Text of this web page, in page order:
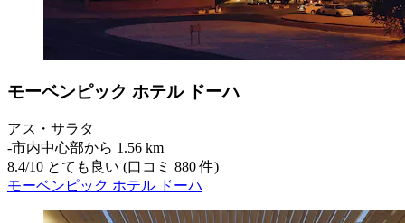
モーベンピック ホテル ドーハ
アス・サラタ
‐市内中心部から 1.56 km
8.4/10 とても良い (口コミ 880 件)
モーベンピック ホテル ドーハ